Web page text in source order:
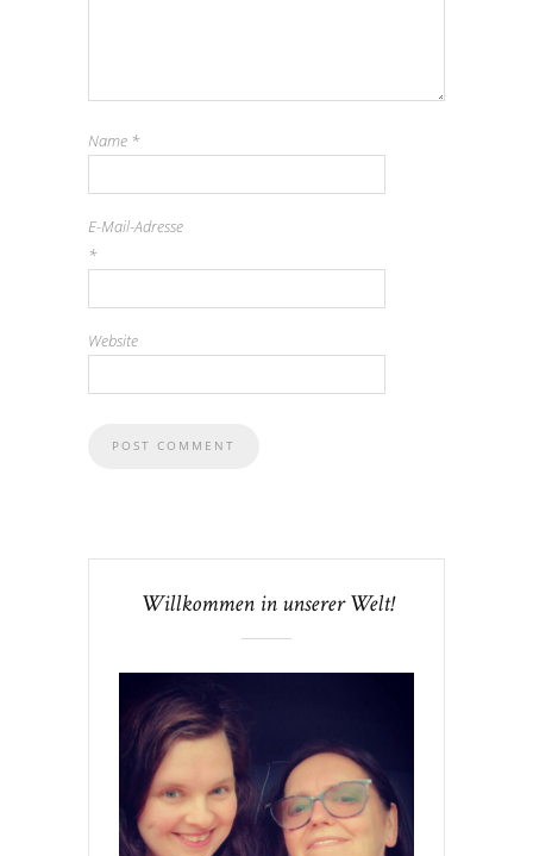
Name *
E-Mail-Adresse
*
Website
Willkommen in unserer Welt!